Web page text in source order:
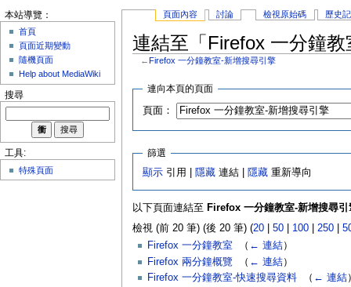
頁面內容 討論 檢視原始碼 歷史
連結至「Firefox 一分鐘
← Firefox 一分鐘教室-新增搜尋引擎
連向本頁的頁面
頁面：
篩選
顯示 引用 | 隱藏 連結 | 隱藏 重新導向
以下頁面連結至 Firefox 一分鐘教室-新增搜尋引
檢視 (前 20 筆) (後 20 筆) (20| 50| 100| 250|
Firefox 一分鐘教室‎ （ ← 連結）
Firefox 兩分鐘概覽‎ （ ← 連結）
Firefox 一分鐘教室-快速搜尋資料‎ （ ← 連結
本站導覽：
首頁
頁面近期變動
隨機頁面
Help about MediaWiki
搜尋
工具:
特殊頁面